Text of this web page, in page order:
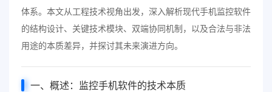
体系。本文从工程技术视角出发，深入解析现代手机监控软件
的结构设计、关键技术模块、双端协同机制，以及合法与非法
用途的本质差异，并探讨其未来演进方向。
一、概述： 监控手机软件的技术本质